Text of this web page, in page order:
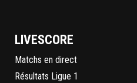
LIVESCORE
Matchs en direct
Résultats Ligue 1